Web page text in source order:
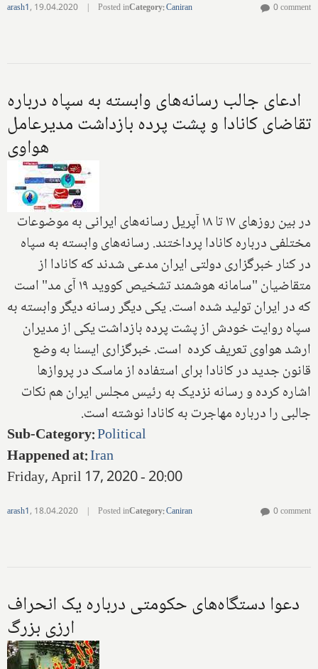
arash1, 19.04.2020 | Posted inCategory:Caniran 0 comment
ادعای جالب رسانه‌های وابسته به سپاه درباره
تقاضای کانادا و پشت پرده بازداشت مدیرعامل
هواوی
در بین روزهای ۱۷ تا ۱۸ آپریل رسانه‌های ایرانی به موضوعات
مختلفی درباره کانادا پرداختند. رسانه‌های وابسته به سپاه
در کنار خبرگزاری دولتی ایران مدعی شدند که کانادا از
متقاضیان "سامانه هوشمند تشخیص کووید ۱۹ آی مد" است
که در ایران تولید شده است. یکی دیگر رسانه دیگر وابسته به
سپاه روایت خودش از پشت پرده بازداشت یکی از مدیران
ارشد هواوی تعریف کرده است. خبرگزاری ایسنا به وضع
قانون جدید در کانادا برای استفاده از ماسک در پروازها
اشاره کرده و رسانه نزدیک به رئیس مجلس ایران هم نکات
جالبی را درباره مهاجرت به کانادا نوشته است.
Sub-Category:Political
Happened at:Iran
Friday, April 17, 2020 - 20:00
arash1, 18.04.2020 | Posted inCategory:Caniran 0 comment
دعوا دستگاه‌های حکومتی درباره یک انحراف
ارزی بزرگ